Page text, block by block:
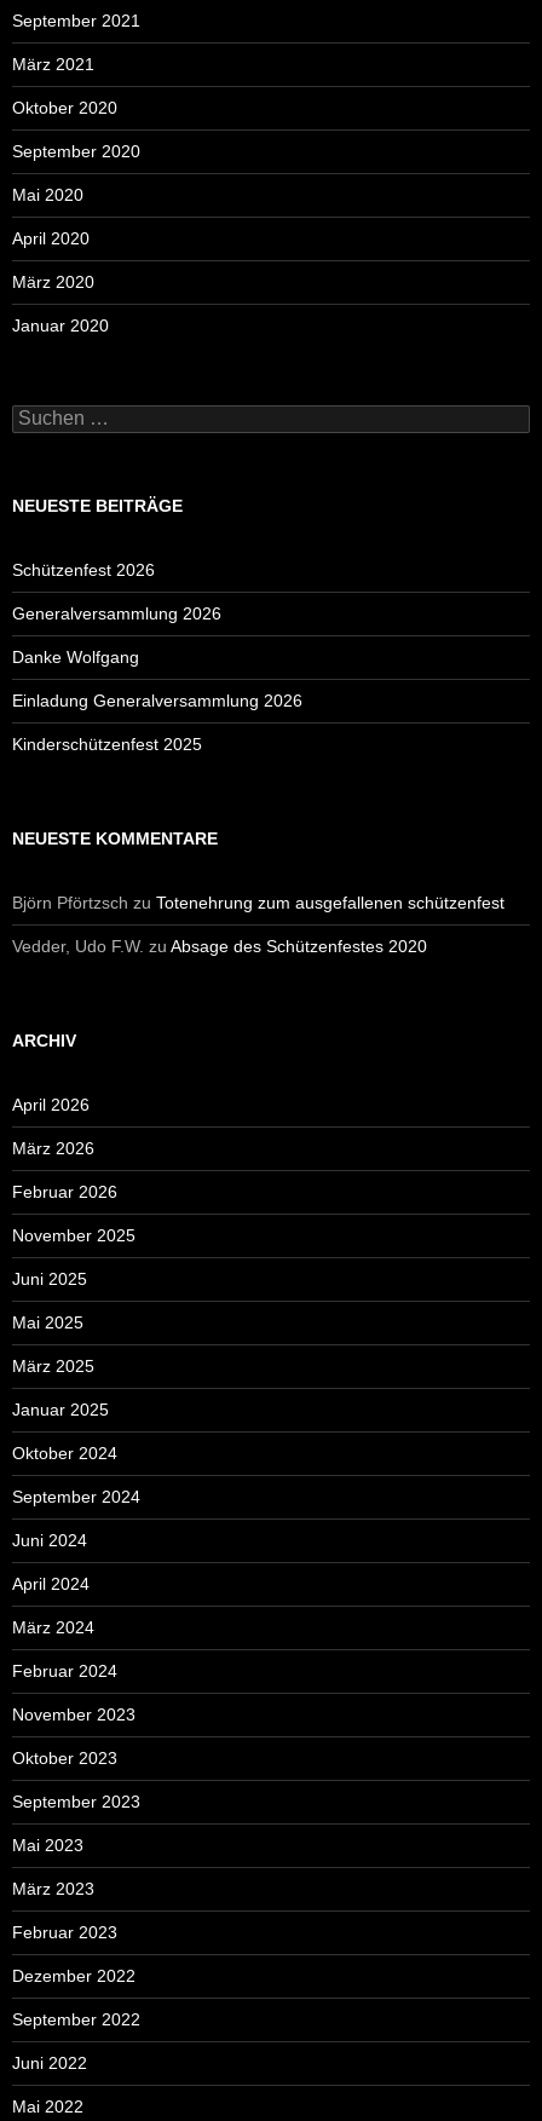
September 2021
März 2021
Oktober 2020
September 2020
Mai 2020
April 2020
März 2020
Januar 2020
Suchen
nach:
NEUESTE BEITRÄGE
Schützenfest 2026
Generalversammlung 2026
Danke Wolfgang
Einladung Generalversammlung 2026
Kinderschützenfest 2025
NEUESTE KOMMENTARE
Björn Pförtzsch zu Totenehrung zum ausgefallenen schützenfest
Vedder, Udo F.W. zu Absage des Schützenfestes 2020
ARCHIV
April 2026
März 2026
Februar 2026
November 2025
Juni 2025
Mai 2025
März 2025
Januar 2025
Oktober 2024
September 2024
Juni 2024
April 2024
März 2024
Februar 2024
November 2023
Oktober 2023
September 2023
Mai 2023
März 2023
Februar 2023
Dezember 2022
September 2022
Juni 2022
Mai 2022